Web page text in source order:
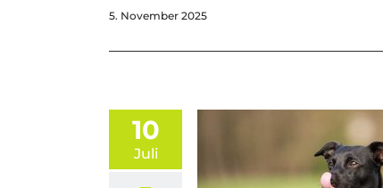
5. November 2025
10
Juli